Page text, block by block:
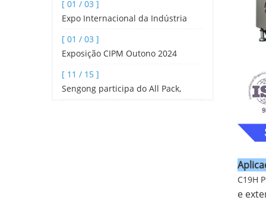
pirâmide de alta velocidade, máqui
[ 01 / 03 ]
Expo Internacional da Indústria
2024
[ 01 / 03 ]
Exposição CIPM Outono 2024
[ 11 / 15 ]
Sengong participa do All Pack,
C19H
e